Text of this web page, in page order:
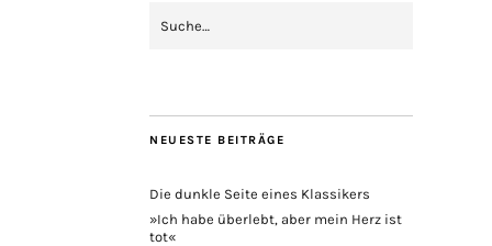
NEUESTE BEITRÄGE
Die dunkle Seite eines Klassikers
»Ich habe überlebt, aber mein Herz ist
tot«